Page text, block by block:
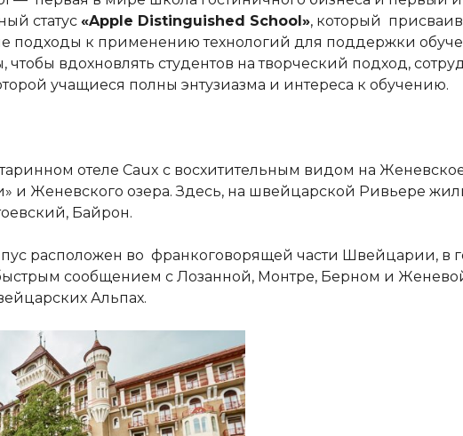
статус «Apple Distinguished School», который
к применению технологий для поддержки
вдохновлять студентов на творческий подход,
учащиеся полны энтузиазма и интереса к обучению.
отеле Caux с восхитительным видом на
Женевского озера. Здесь, на швейцарской Ривьере
Байрон.
расположен во франкоговорящей части Швейцарии, в
сообщением с Лозанной, Монтре, Берном и
Альпах.